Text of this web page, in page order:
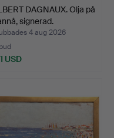
DAGNAUX. Olja på
signerad.
4 aug 2026
USD